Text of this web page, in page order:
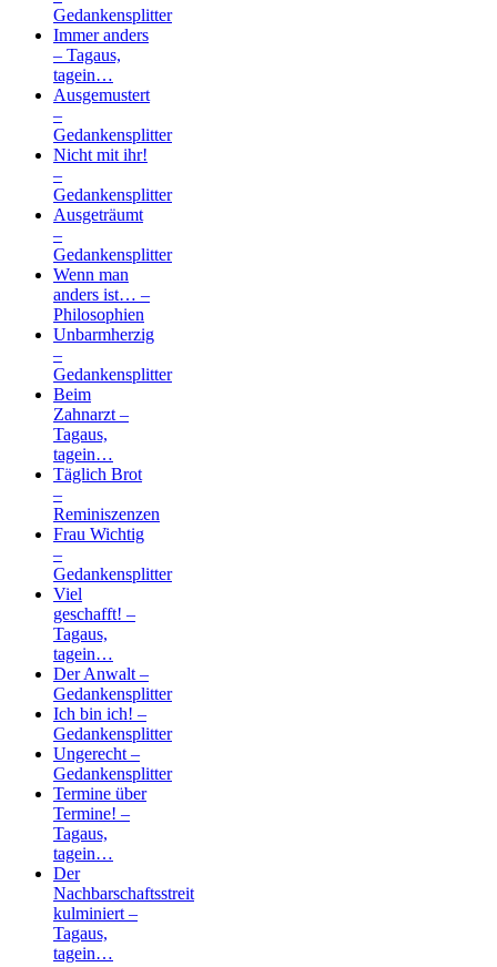
Gedankensplitter
Immer anders
– Tagaus,
tagein…
Ausgemustert
–
Gedankensplitter
Nicht mit ihr!
–
Gedankensplitter
Ausgeträumt
–
Gedankensplitter
Wenn man
anders ist… –
Philosophien
Unbarmherzig
–
Gedankensplitter
Beim
Zahnarzt –
Tagaus,
tagein…
Täglich Brot
–
Reminiszenzen
Frau Wichtig
–
Gedankensplitter
Viel
geschafft! –
Tagaus,
tagein…
Der Anwalt –
Gedankensplitter
Ich bin ich! –
Gedankensplitter
Ungerecht –
Gedankensplitter
Termine über
Termine! –
Tagaus,
tagein…
Der
Nachbarschaftsstreit
kulminiert –
Tagaus,
tagein…